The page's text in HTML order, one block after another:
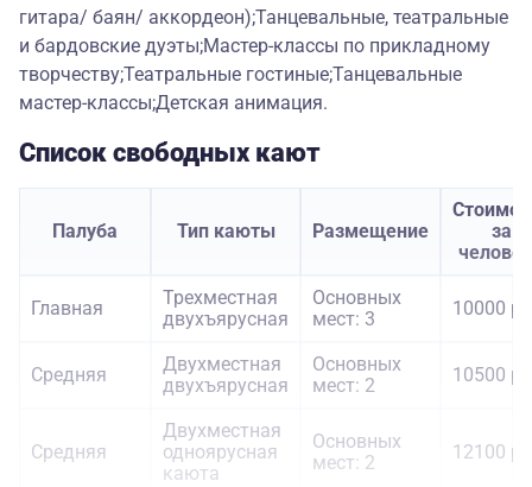
гитара/ баян/ аккордеон);Танцевальные, театральные
и бардовские дуэты;Мастер-классы по прикладному
творчеству;Театральные гостиные;Танцевальные
мастер-классы;Детская анимация.
Список свободных кают
Палуба Тип каюты Размещение
за
Главная
Трехместная
двухъярусная
Основных
мест: 3
10000
Средняя
Двухместная
двухъярусная
Основных
мест: 2
10500
Средняя
Двухместная
одноярусная
каюта
Основных
мест: 2
12100